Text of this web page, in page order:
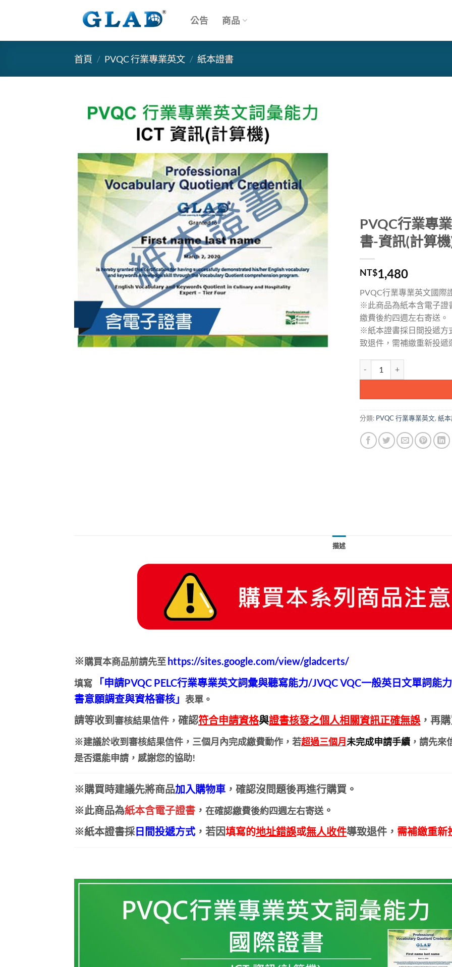
容
公告 商品
首頁 / PVQC 行業專業英文 / 紙本證書
PVQC行業專
書-資訊(計算
NT$1,480
PVQC行業專業英文國際
※此商品為紙本含電子證
繳費後約四週左右寄送。
※紙本證書採日間投遞方
致退件，需補繳重新投遞
分類: PVQC 行業專業英文, 紙
描述
※購買本商品前請先至https://sites.google.com/view/gladcerts/
填寫
「申請PVQC PELC行業專業英文詞彙與聽寫能力/JVQC VQC一般英日文單詞能
書意願調查與資格審核」 表單。
請等收到審核結果信件， 確認符合申請資格與證書核發之個人相關資訊正確無誤 ，再
※建議於收到審核結果信件，三個月內完成繳費動作，若超過三個月未完成申請手續 ，請先來
是否還能申請，感謝您的協助!
※購買時建議先將商品加入購物車 ，確認沒問題後再進行購買。
※此商品為紙本含電子證書 ， 在確認繳費後約四週左右寄送 。
※紙本證書採日間投遞方式，若因填寫的地址錯誤或無人收件導致退件 ， 需補繳重新